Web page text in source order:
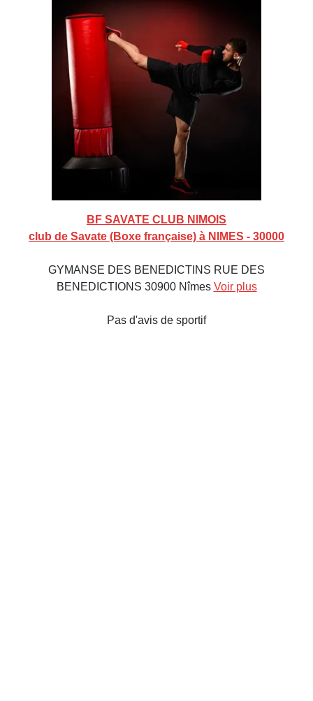
BF SAVATE CLUB NIMOIS
club de Savate (Boxe française) à NIMES - 30000
GYMANSE DES BENEDICTINS RUE DES
BENEDICTIONS 30900 Nîmes Voir plus
Pas d'avis de sportif